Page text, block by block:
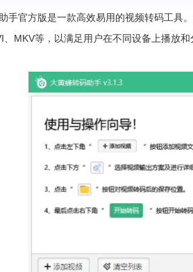
手官方版是一款高效易用的视频转码工具
、MKV等，以满足用户在不同设备上播放